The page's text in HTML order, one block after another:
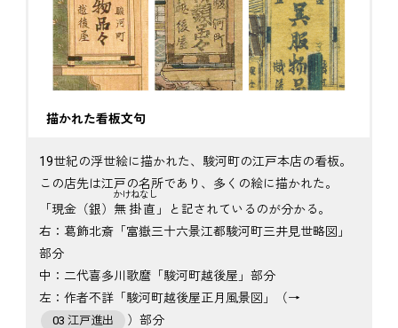
描かれた看板文句
19世紀の浮世絵に描かれた、駿河町の江戸本店の看板。
この店先は江戸の名所であり、多くの絵に描かれた。
「現金（銀） 無掛直
かけねなし
」と記されているのが分かる。
右：葛飾北斎「富嶽三十六景江都駿河町三井見世略図」
部分
中：二代喜多川歌麿「駿河町越後屋」部分
左：作者不詳「駿河町越後屋正月風景図」（→
03 江戸進出 ）部分